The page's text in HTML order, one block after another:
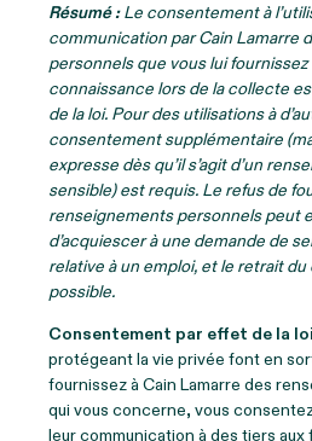
Résumé :Le consentement à
communication par Cain Lamarre
personnels que vous lui
connaissance lors de la collecte
de la loi. Pour des utilisations à
consentement supplémentaire
expresse dès qu’il s’agit d’un
sensible) est requis. Le refus de
renseignements personnels peut
d’acquiescer à une demande de
relative à un emploi, et le retrait
possible.
Consentement par effet de la
protégeant la vie privée font en
fournissez à Cain Lamarre des
qui vous concerne, vous
leur communication à des tiers aux